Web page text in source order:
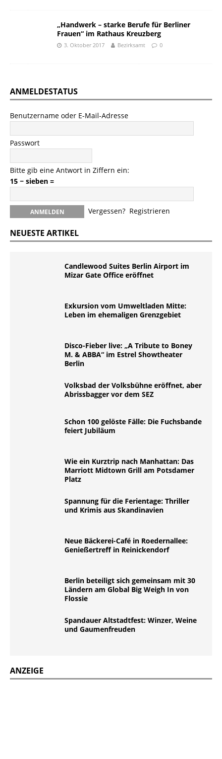
„Handwerk – starke Berufe für Berliner
Frauen“ im Rathaus Kreuzberg
3. Oktober 2017 Bezirksamt 0
ANMELDESTATUS
Benutzername oder E-Mail-Adresse
Passwort
Bitte gib eine Antwort in Ziffern ein:
15 − sieben =
Vergessen? Registrieren
NEUESTE ARTIKEL
Candlewood Suites Berlin Airport im
Mizar Gate Office eröffnet
Exkursion vom Umweltladen Mitte:
Leben im ehemaligen Grenzgebiet
Disco-Fieber live: „A Tribute to Boney
M. & ABBA“ im Estrel Showtheater
Berlin
Volksbad der Volksbühne eröffnet, aber
Abrissbagger vor dem SEZ
Schon 100 gelöste Fälle: Die Fuchsbande
feiert Jubiläum
Wie ein Kurztrip nach Manhattan: Das
Marriott Midtown Grill am Potsdamer
Platz
Spannung für die Ferientage: Thriller
und Krimis aus Skandinavien
Neue Bäckerei-Café in Roedernallee:
Genießertreff in Reinickendorf
Berlin beteiligt sich gemeinsam mit 30
Ländern am Global Big Weigh In von
Flossie
Spandauer Altstadtfest: Winzer, Weine
und Gaumenfreuden
ANZEIGE